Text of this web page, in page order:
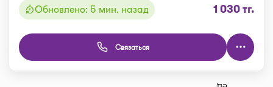
Обновлено: 5 мин. назад 1 030 тг.
Связаться